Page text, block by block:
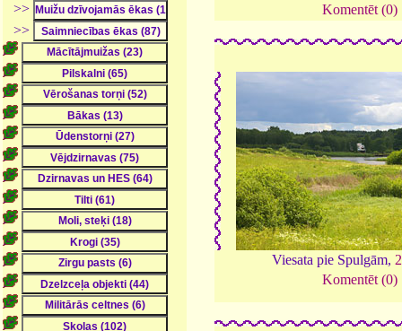
>>
>>
Komentēt (0)
Viesata pie Spulgām,
Komentēt (0)